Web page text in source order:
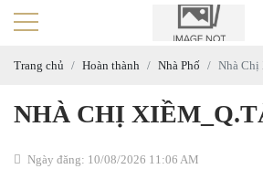
Trang chủ Hoàn thành Nhà Phố Nhà Chị
NHÀ CHỊ
Ngày đăng: 10/08/2026 11:06 AM